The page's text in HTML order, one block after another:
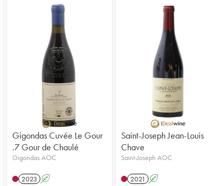
Gigondas Cuvée Le Gour
.7 Gour de Chaulé
Gigondas AOC
2023 A
Saint-Joseph Jean-Louis
Chave
Saint-Joseph AOC
2021 A